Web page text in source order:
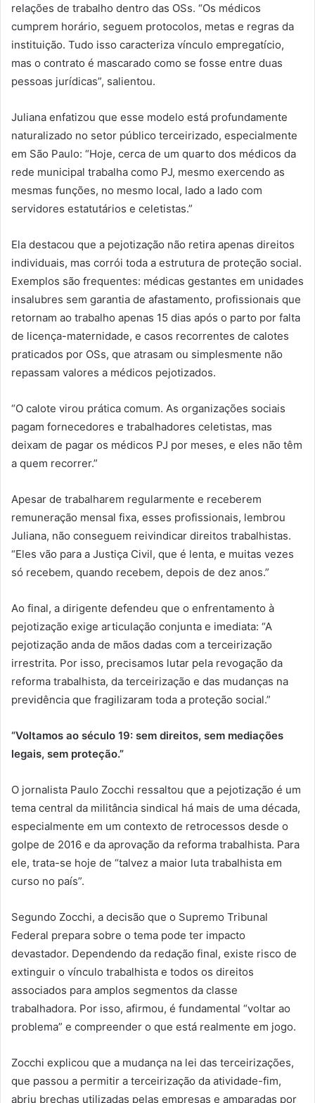
relações de trabalho dentro das OSs. “Os médicos
cumprem horário, seguem protocolos, metas e regras da
instituição. Tudo isso caracteriza vínculo empregatício,
mas o contrato é mascarado como se fosse entre duas
pessoas jurídicas”, salientou.
Juliana enfatizou que esse modelo está profundamente
naturalizado no setor público terceirizado, especialmente
em São Paulo: “Hoje, cerca de um quarto dos médicos da
rede municipal trabalha como PJ, mesmo exercendo as
mesmas funções, no mesmo local, lado a lado com
servidores estatutários e celetistas.”
Ela destacou que a pejotização não retira apenas direitos
individuais, mas corrói toda a estrutura de proteção social.
Exemplos são frequentes: médicas gestantes em unidades
insalubres sem garantia de afastamento, profissionais que
retornam ao trabalho apenas 15 dias após o parto por falta
de licença-maternidade, e casos recorrentes de calotes
praticados por OSs, que atrasam ou simplesmente não
repassam valores a médicos pejotizados.
“O calote virou prática comum. As organizações sociais
pagam fornecedores e trabalhadores celetistas, mas
deixam de pagar os médicos PJ por meses, e eles não têm
a quem recorrer.”
Apesar de trabalharem regularmente e receberem
remuneração mensal fixa, esses profissionais, lembrou
Juliana, não conseguem reivindicar direitos trabalhistas.
“Eles vão para a Justiça Civil, que é lenta, e muitas vezes
só recebem, quando recebem, depois de dez anos.”
Ao final, a dirigente defendeu que o enfrentamento à
pejotização exige articulação conjunta e imediata: “A
pejotização anda de mãos dadas com a terceirização
irrestrita. Por isso, precisamos lutar pela revogação da
reforma trabalhista, da terceirização e das mudanças na
previdência que fragilizaram toda a proteção social.”
“Voltamos ao século 19: sem direitos, sem mediações
legais, sem proteção.”
O jornalista Paulo Zocchi ressaltou que a pejotização é um
tema central da militância sindical há mais de uma década,
especialmente em um contexto de retrocessos desde o
golpe de 2016 e da aprovação da reforma trabalhista. Para
ele, trata-se hoje de “talvez a maior luta trabalhista em
curso no país”.
Segundo Zocchi, a decisão que o Supremo Tribunal
Federal prepara sobre o tema pode ter impacto
devastador. Dependendo da redação final, existe risco de
extinguir o vínculo trabalhista e todos os direitos
associados para amplos segmentos da classe
trabalhadora. Por isso, afirmou, é fundamental “voltar ao
problema” e compreender o que está realmente em jogo.
Zocchi explicou que a mudança na lei das terceirizações,
que passou a permitir a terceirização da atividade-fim,
abriu brechas utilizadas pelas empresas e amparadas por